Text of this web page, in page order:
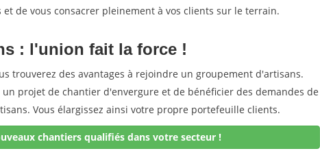
de vous consacrer pleinement à vos clients sur le terrain.
: l'union fait la force !
trouverez des avantages à rejoindre un groupement d'artisans.
projet de chantier d'envergure et de bénéficier des demandes de
Vous élargissez ainsi votre propre portefeuille clients.
chantiers qualifiés dans votre secteur !